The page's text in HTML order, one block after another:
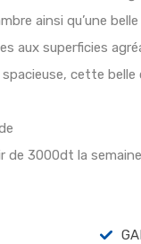
ainsi qu’une
aux superficies
cette
de 3000dt la semaine